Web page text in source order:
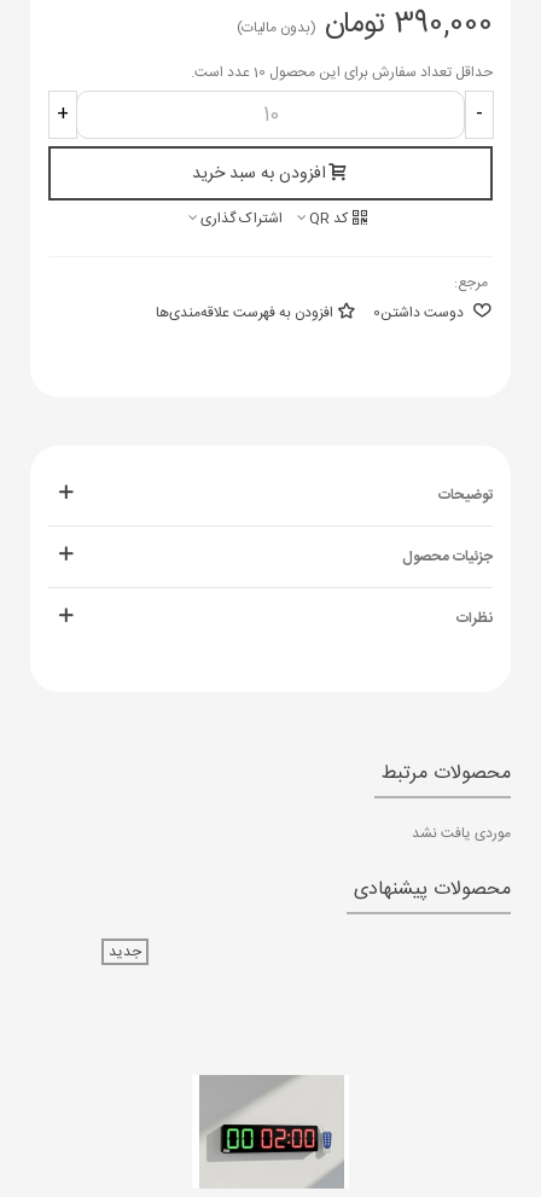
390,000 تومان
(بدون مالیات)
حداقل تعداد سفارش برای این محصول 10 عدد است.
-
+
افزودن به سبد خرید
کد QR اشتراک گذاری
مرجع:
دوست داشتن0 افزودن به فهرست علاقه‌مندی‌ها
توضیحات
جزئیات محصول
نظرات
محصولات مرتبط
موردی یافت نشد
محصولات پیشنهادی
جدید